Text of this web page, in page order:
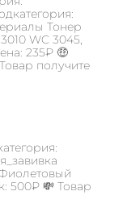
Тонер
WC 3045,
235₽ 🤑
получите
500₽ 💸 Товар